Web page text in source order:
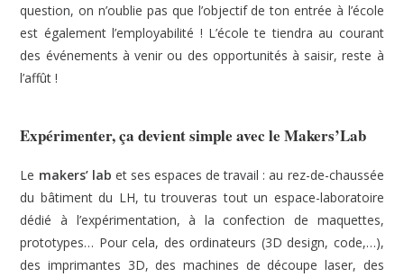
question, on n’oublie pas que l’objectif de ton entrée à l’école
est également l’employabilité ! L’école te tiendra au courant
des événements à venir ou des opportunités à saisir, reste à
l’affût !
Expérimenter, ça devient simple avec le Makers’Lab
Le makers’ lab et ses espaces de travail : au rez-de-chaussée
du bâtiment du LH, tu trouveras tout un espace-laboratoire
dédié à l’expérimentation, à la confection de maquettes,
prototypes… Pour cela, des ordinateurs (3D design, code,…),
des imprimantes 3D, des machines de découpe laser, des